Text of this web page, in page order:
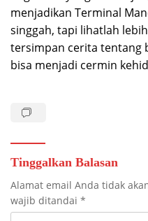
menjadikan Terminal
singgah, tapi lihatlah
tersimpan cerita tentang
bisa menjadi cermin
Tinggalkan Balasan
Alamat email Anda tidak
wajib ditandai *